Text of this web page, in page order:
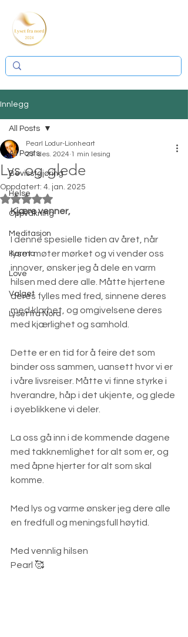
Innlegg
All Posts
Bevisstgjøring
Helse
Oppvåkning
Meditasjon
Karma
Love
Valget
Lyset fra Nord
All Posts
Lys og glede
Pearl Lodur-Lionheart
23. des. 2024 1 min lesing
Oppdatert: 4. jan. 2025
Gitt NaN av 5 stjerner.
Kjære venner,
I denne spesielle tiden av året, når
lyset møter mørket og vi vender oss
innover, ønsker jeg å dele en varm
hilsen med dere alle. Måtte hjertene
deres fylles med fred, sinnene deres
med klarhet, og omgivelsene deres
med kjærlighet og samhold.
Dette er en tid for å feire det som
binder oss sammen, uansett hvor vi er
i våre livsreiser. Måtte vi finne styrke i
hverandre, håp i det ukjente, og glede
i øyeblikkene vi deler.
La oss gå inn i de kommende dagene
med takknemlighet for alt som er, og
med åpne hjerter for alt som skal
komme.
Med lys og varme ønsker jeg dere alle
en fredfull og meningsfull høytid.
Med vennlig hilsen
Pearl 🥰